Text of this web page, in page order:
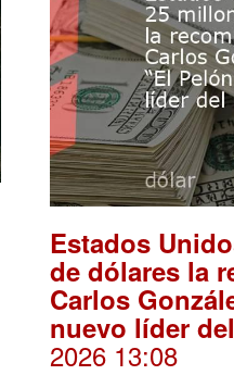
Estados
de dólares la
Carlos
nuevo líder
2026 13:08